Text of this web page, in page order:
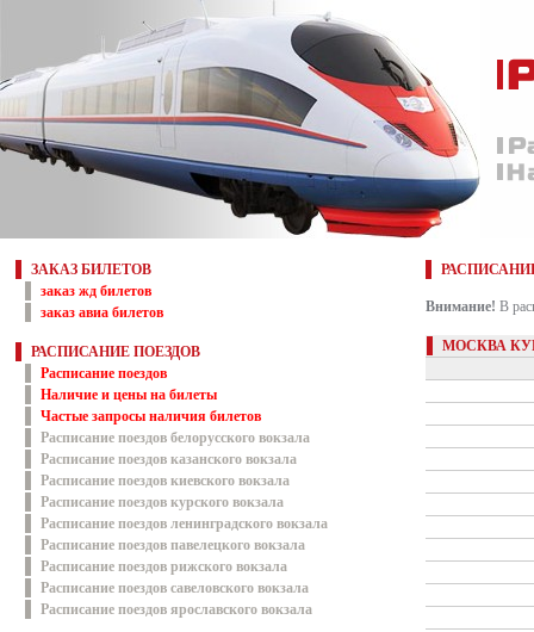
ЗАКАЗ БИЛЕТОВ
заказ жд билетов
заказ авиа билетов
РАСПИСАНИЕ ПОЕЗДОВ
Расписание поездов
Наличие и цены на билеты
Частые запросы наличия билетов
Расписание поездов белорусского вокзала
Расписание поездов казанского вокзала
Расписание поездов киевского вокзала
Расписание поездов курского вокзала
Расписание поездов ленинградского вокзала
Расписание поездов павелецкого вокзала
Расписание поездов рижского вокзала
Расписание поездов савеловского вокзала
Расписание поездов ярославского вокзала
Внимание! В
МОСКВА